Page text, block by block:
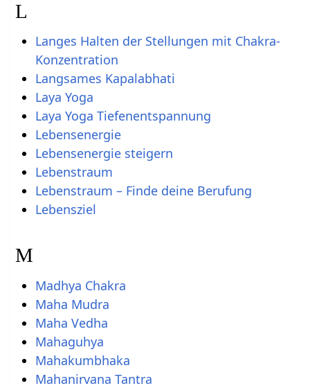
L
Langes Halten der Stellungen mit Chakra-
Konzentration
Langsames Kapalabhati
Laya Yoga
Laya Yoga Tiefenentspannung
Lebensenergie
Lebensenergie steigern
Lebenstraum
Lebenstraum – Finde deine Berufung
Lebensziel
M
Madhya Chakra
Maha Mudra
Maha Vedha
Mahaguhya
Mahakumbhaka
Mahanirvana Tantra